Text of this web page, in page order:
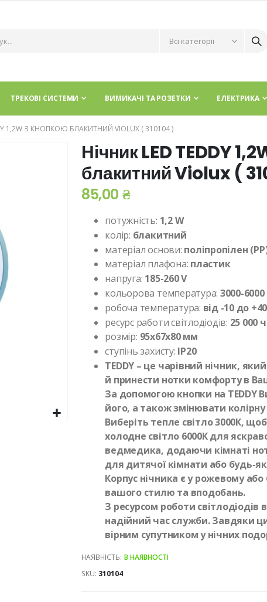
ТРЕКОВІ СИСТЕМИ ВИМИКАЧІ ТА РОЗЕТКИ ЕЛЕКТРИКА
1,2W З КНОПКОЮ БЛАКИТНИЙ VIOLUX ( 310104​​​​​ )
Нічник LED TEDDY
блакитний Violux (
85,00 ₴
потужність: 1,2W
колір: блакитний
матеріал основи: поліпропілен
матеріал плафона: пластик
напруга: 185-260 V
кольорова температура: 3000-6000
робоча температура: від -10 до
ресурс работи світлодіодів: 25 000 ч
розмір: 95х67х80​ мм
ступінь захисту: IP20
TEDDY – це чарівний нічник,
й принести нотки комфорту в
За допомогою кнопки на
його, а також змінювати
Виберіть тепле світло 3000К,
холодне світло 6000К для
ведмедика, додаючи кімнаті
для дитячої кімнати або будь-
Корпус нічника є у рожевому
вашого стилю та вподобань.
З ресурсом роботи світлодіодів
надійний час служби. Завдяки
вірним супутником у нічних
НАЯВНІСТЬ: В НАЯВНОСТІ
SKU 310104